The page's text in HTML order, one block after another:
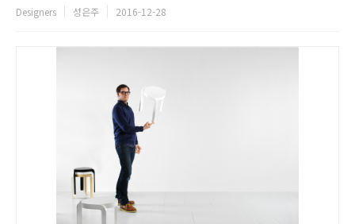
있으며, 세련된 디자인에 더불어 의미 있는 디자인을 하기 위해 항상 노력하
Designers 성은주 2016-12-28